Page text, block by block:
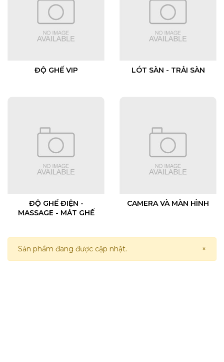
ĐỘ GHẾ VIP LÓT SÀN - TRẢI SÀN
ĐỘ GHẾ ĐIỆN -
MASSAGE - MÁT GHẾ
CAMERA VÀ MÀN HÌNH
×
Sản phẩm đang được cập nhật.